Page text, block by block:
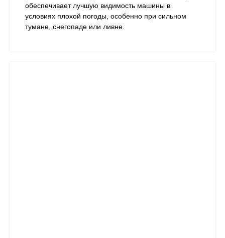
обеспечивает лучшую видимость машины в
условиях плохой погоды, особенно при сильном
тумане, снегопаде или ливне.